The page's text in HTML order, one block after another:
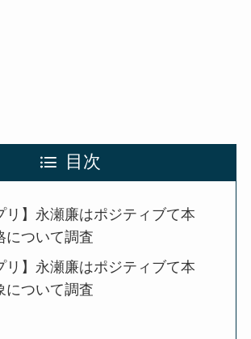
目次
リ】永瀬廉はポジティブて本
について調査
リ】永瀬廉はポジティブて本
について調査